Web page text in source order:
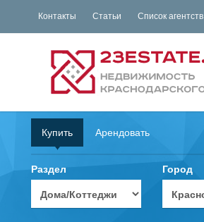
Контакты Статьи Список агентств
Купить Арендовать
Раздел Город